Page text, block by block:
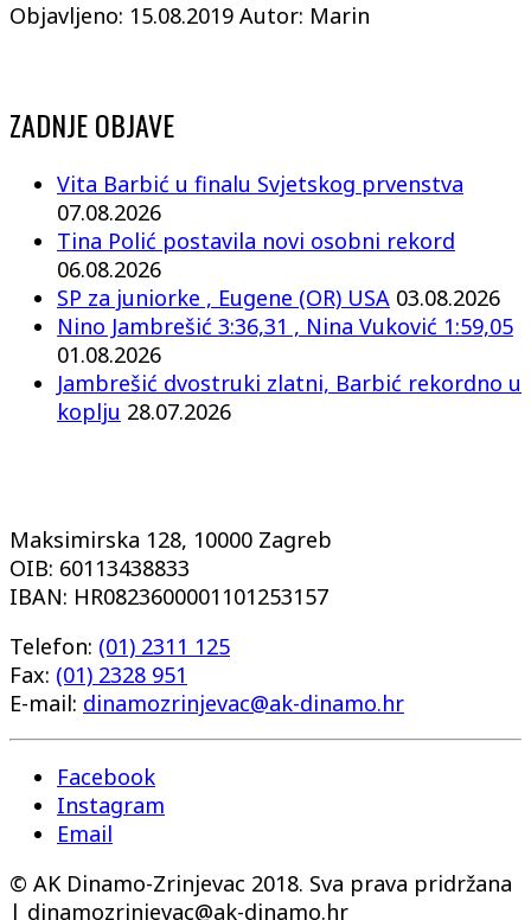
Objavljeno: 15.08.2019 Autor: Marin
ZADNJE OBJAVE
Vita Barbić u finalu Svjetskog prvenstva
07.08.2026
Tina Polić postavila novi osobni rekord
06.08.2026
SP za juniorke , Eugene (OR) USA 03.08.2026
Nino Jambrešić 3:36,31 , Nina Vuković 1:59,05
01.08.2026
Jambrešić dvostruki zlatni, Barbić rekordno u
koplju 28.07.2026
Maksimirska 128, 10000 Zagreb
OIB: 60113438833
IBAN: HR0823600001101253157
Telefon: (01) 2311 125
Fax: (01) 2328 951
E-mail: dinamozrinjevac@ak-dinamo.hr
Facebook
Instagram
Email
© AK Dinamo-Zrinjevac 2018. Sva prava pridržana
| dinamozrinjevac@ak-dinamo.hr